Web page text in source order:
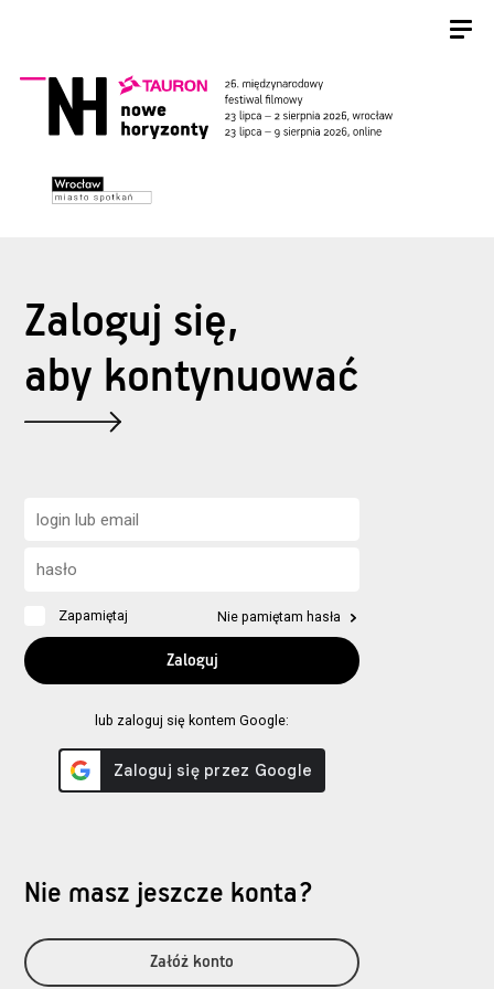
Zaloguj się,
aby kontynuować
Zapamiętaj Nie pamiętam hasła
lub zaloguj się kontem Google:
Nie masz jeszcze konta?
Załóż konto